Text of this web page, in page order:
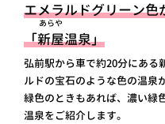
エメラルドグリーン色
「新屋
あらや
温泉」
弘前駅から車で約20分にある
ルドの宝石のような色の温泉
緑色のときもあれば、濃い緑
温泉をご紹介します。